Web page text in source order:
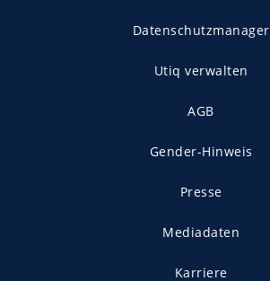
Datenschutzmanager
Utiq verwalten
AGB
Gender-Hinweis
Presse
Mediadaten
Karriere